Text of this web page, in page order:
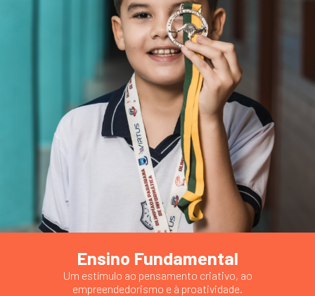
Ensino Fundamental
Um estímulo ao pensamento criativo, ao
empreendedorismo e à proatividade.